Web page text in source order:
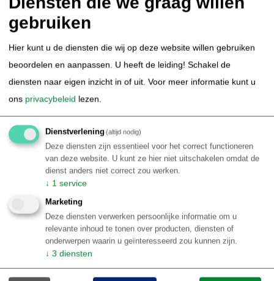
Bewonder de spectaculaire Iguaçu-watervallen aan
zowel Braziliaanse als Argentijnse zijde
Ervaar de bruisende sfeer van Rio de Janeiro en het
beroemde Copacabana
Beleef het kleurrijke carnaval in het iconische
Sambódromo
Ontspan op het tropische eiland Ilha Grande tussen
jungle en verborgen stranden
Wandel naar de indrukwekkende Pico do Mamanguá bij
Paraty
Verken tropische eilanden en snorkelplekken per
speedboot langs de Costa Verde
Details
gebruiken
Hier kunt u de diensten die wij op deze website willen gebruiken
beoordelen en aanpassen. U heeft de leiding! Schakel de
diensten naar eigen inzicht in of uit. Voor meer informatie kunt u
ons privacybeleid lezen.
Dienstverlening(altijd nodig)
Deze diensten zijn essentieel voor het correct functioneren
van deze website. U kunt ze hier niet uitschakelen omdat de
dienst anders niet correct zou werken.
↓ 1 service
Marketing
Deze diensten verwerken persoonlijke informatie om u
relevante inhoud te tonen over producten, diensten of
onderwerpen waarin u geïnteresseerd zou kunnen zijn.
↓ 3 diensten